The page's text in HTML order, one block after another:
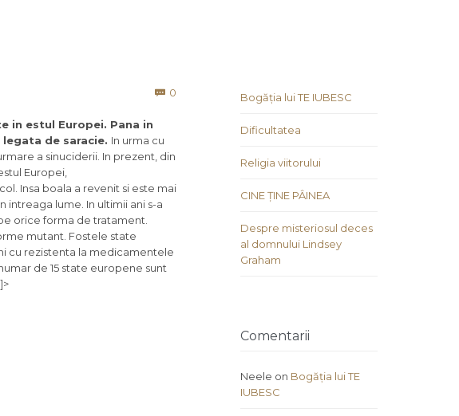
 0
in estul Europei. Pana in
de saracie. In urma cu
a sinuciderii. In prezent, din
Europei,
Insa boala a revenit si este mai
lume. In ultimii ani s-a
orice forma de tratament.
mutant. Fostele state
cu rezistenta la medicamentele
de 15 state europene sunt
Bogăția lui TE IUBESC
Dificultatea
Religia viitorului
CINE ȚINE PÂINEA
Despre misteriosul deces
al domnului Lindsey
Graham
Comentarii
Neele on Bogăția lui TE
IUBESC